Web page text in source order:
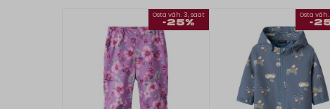
Osta väh. 3, saat
-25%
Osta
-